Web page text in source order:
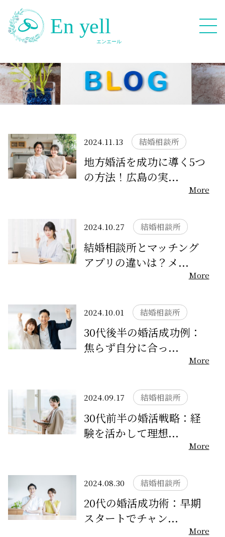
082-909-2380
HOME
サービスの特徴
料金
サービス比較
よくある質問
代表挨拶
お知らせ
2024.11.13 結婚相談所
地方婚活を成功に導く5つ
の方法！広島の実...
More
2024.10.27 結婚相談所
結婚相談所とマッチング
アプリの違いは？メ...
More
2024.10.01 結婚相談所
30代後半の婚活成功例：
焦らず自分に合っ...
More
2024.09.17 結婚相談所
30代前半の婚活戦略：経
験を活かして理想...
More
2024.08.30 結婚相談所
20代の婚活成功術：早期
スタートでチャン...
More